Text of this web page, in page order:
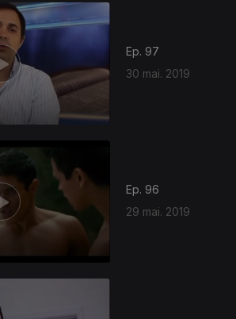
Ep. 97
30 mai. 2019
Ep. 96
29 mai. 2019